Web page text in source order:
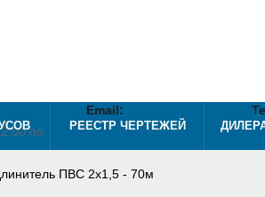
по
Email:
info@optshieldtorg.ru
phone
РЕЕСТР ЧЕРТЕЖЕЙ
ПВС 2х1,5 - 70м